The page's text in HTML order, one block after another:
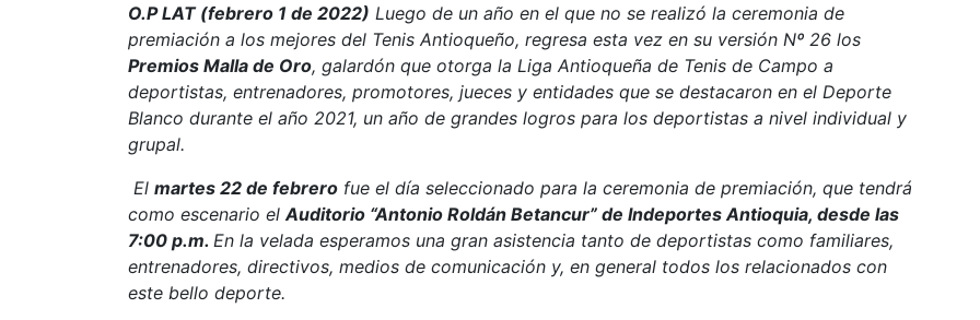
O.P LAT (febrero 1 de 2022) Luego de un año en el que no se realizó la ceremonia de
premiación a los mejores del Tenis Antioqueño, regresa esta vez en su versión Nº 26 los
Premios Malla de Oro, galardón que otorga la Liga Antioqueña de Tenis de Campo a
deportistas, entrenadores, promotores, jueces y entidades que se destacaron en el Deporte
Blanco durante el año 2021, un año de grandes logros para los deportistas a nivel individual y
grupal.
El martes 22 de febrero fue el día seleccionado para la ceremonia de premiación, que tendrá
como escenario el Auditorio “Antonio Roldán Betancur” de Indeportes Antioquia, desde las
7:00 p.m. En la velada esperamos una gran asistencia tanto de deportistas como familiares,
entrenadores, directivos, medios de comunicación y, en general todos los relacionados con
este bello deporte.